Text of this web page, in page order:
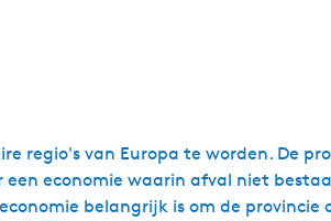
regio's van Europa te worden. De
economie waarin afval niet
belangrijk is om de